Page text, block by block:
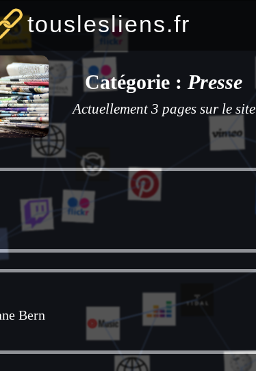
touslesliens.fr
Catégorie :Presse
Actuellement 3 pages sur le site
Bern